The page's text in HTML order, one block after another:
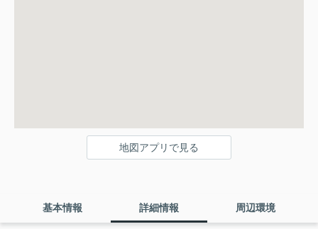
地図アプリで見る
基本情報 詳細情報 周辺環境